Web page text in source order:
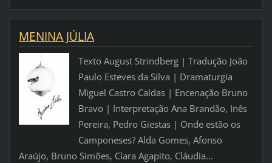
MENINA JÚLIA
Texto August Strindberg | Tradução João
Paulo Esteves da Silva | Dramaturgia
Miguel Castro Caldas | Encenação Bruno
Bravo | Interpretação Ana Brandão, Inês
Pereira, Pedro Giestas | Onde estão os
Camponeses? Alda Gomes, Afonso
Araújo, Bruno Simões, Clara Agapito, Cláudia...